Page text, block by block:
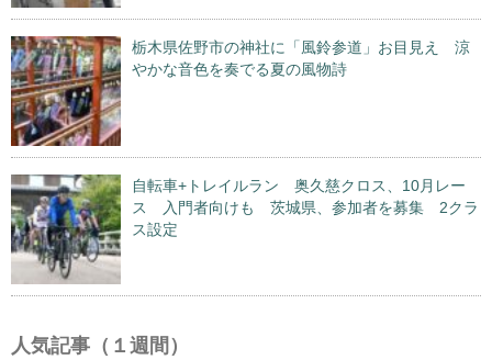
栃木県佐野市の神社に「風鈴参道」お目見え 涼
やかな音色を奏でる夏の風物詩
自転車+トレイルラン 奥久慈クロス、10月レー
ス 入門者向けも 茨城県、参加者を募集 2クラ
ス設定
人気記事（１週間）